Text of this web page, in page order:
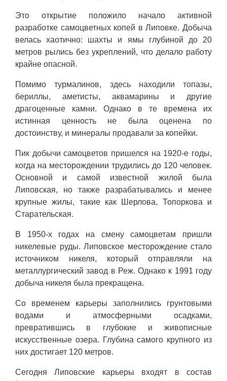
Это открытие положило начало активной
разработке самоцветных копей в Липовке. Добыча
велась хаотично: шахты и ямы глубиной до 20
метров рылись без укреплений, что делало работу
крайне опасной.
Помимо турмалинов, здесь находили топазы,
бериллы, аметисты, аквамарины и другие
драгоценные камни. Однако в те времена их
истинная ценность не была оценена по
достоинству, и минералы продавали за копейки.
Пик добычи самоцветов пришелся на 1920-е годы,
когда на месторождении трудились до 120 человек.
Основной и самой известной жилой была
Липовская, но также разрабатывались и менее
крупные жилы, такие как Шерлова, Топоркова и
Старательская.
В 1950-х годах на смену самоцветам пришли
никелевые руды. Липовское месторождение стало
источником никеля, который отправляли на
металлургический завод в Реж. Однако к 1991 году
добыча никеля была прекращена.
Со временем карьеры заполнились грунтовыми
водами и атмосферными осадками,
превратившись в глубокие и живописные
искусственные озера. Глубина самого крупного из
них достигает 120 метров.
Сегодня Липовские карьеры входят в состав